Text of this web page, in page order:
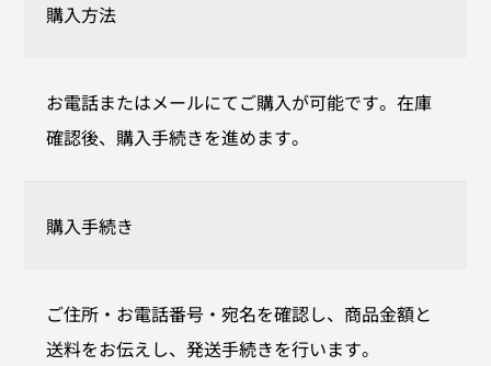
購入方法
お電話またはメールにてご購入が可能です。在庫
確認後、購入手続きを進めます。
購入手続き
ご住所・お電話番号・宛名を確認し、商品金額と
送料をお伝えし、発送手続きを行います。